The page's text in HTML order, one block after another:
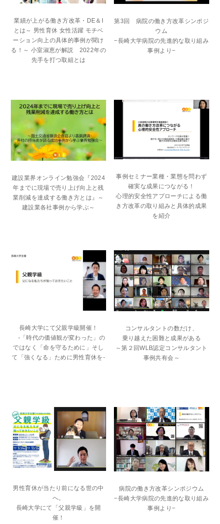
業績が上がる働き方改革・DE＆I
とは～ 男性育休 女性活躍 モチベ
ーション向上の具体的事例が聞け
る！～ 小室淑恵が解説 2022年の
先手を打つ取組とは
第3回 病院の働き方改革シンポジ
ウム
−長崎大学病院の先進的な取り組み
事例より−
建設業界オンライン勉強会『2024
年までに現場で売り上げ向上と残
業削減を達成する働き方とは』～
建設業各社事例から学ぶ～
事例セミナー業種・業態を問わず
確実な成果につながる！
心理的安全性アプローチによる働
き方改革の取り組みと具体的成果
を紹介
長崎大学にて父親学級開催！
-「時代の価値観が変わった」の
ではなく「命を守るために」そし
て「強くなる」ために男性育休を-
コンサルタントの数だけ、
乗り越えた困難と成果がある
～第２回WLB認定コンサルタント
事例共有会～
男性育休が当たり前になる世の中
へ。
長崎大学にて「父親学級」を開
催！
病院の働き方改革シンポジウム
−長崎大学病院の先進的な取り組み
事例より−